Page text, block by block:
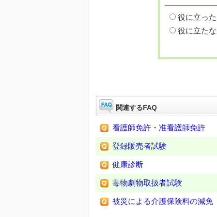
役に立った
役に立た
関連するFAQ
看護師免許・准看護師免許
登録販売者試験
健康診断
毒物劇物取扱者試験
被災による介護保険料の減免